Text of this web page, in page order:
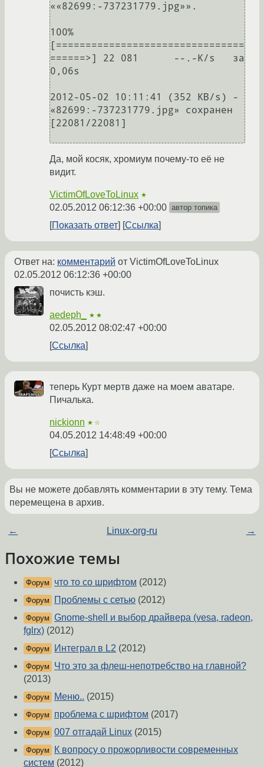
««82699:-737231779.jpg»».
100%
[================================
======>] 22 081      --.-K/s   за
0,06s
2012-05-02 10:11:41 (352 KB/s) -
«82699:-737231779.jpg» сохранен
[22081/22081]
Да, мой косяк, хромиум почему-то её не
видит.
VictimOfLoveToLinux ★
02.05.2012 06:12:36 +00:00 автор топика
Показать ответ Ссылка
Ответ на: комментарий от VictimOfLoveToLinux
02.05.2012 06:12:36 +00:00
почисть кэш.
aedeph_ ★★
02.05.2012 08:02:47 +00:00
Ссылка
теперь Курт мертв даже на моем аватаре.
Пичалька.
nickionn ★☆
04.05.2012 14:48:49 +00:00
Ссылка
Вы не можете добавлять комментарии в эту тему. Тема
перемещена в архив.
← Linux-org-ru →
Похожие темы
Форум что то со шрифтом (2012)
Форум Проблемы с сетью (2012)
Форум Gnome-shell и выбор драйвера (vesa, radeon,
fglrx) (2012)
Форум Интеграл в L2 (2012)
Форум
Что это за флеш-непотребство на главной?
(2013)
Форум Меню.. (2015)
Форум проблема с шрифтом (2017)
Форум 007 отгадай Linux (2015)
Форум
К вопросу о прожорливости современных
систем (2012)